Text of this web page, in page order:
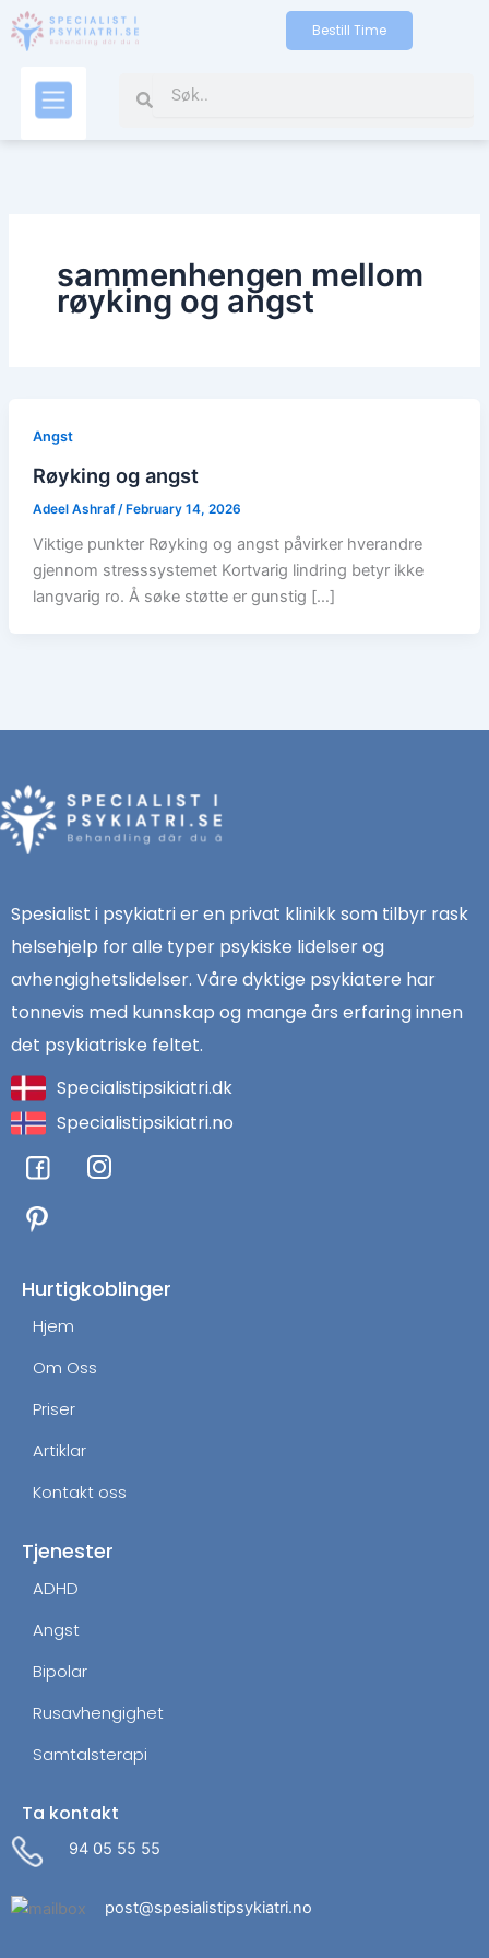
Skip
to
Bestill Time
Search
sammenhengen mellom
røyking og angst
Angst
Røyking og angst
Adeel Ashraf /February 14, 2026
Viktige punkter Røyking og angst påvirker hverandre
gjennom stresssystemet Kortvarig lindring betyr ikke
langvarig ro. Å søke støtte er gunstig […]
Spesialist i psykiatri er en privat klinikk som tilbyr rask
helsehjelp for alle typer psykiske lidelser og
avhengighetslidelser. Våre dyktige psykiatere har
tonnevis med kunnskap og mange års erfaring innen
det psykiatriske feltet.
Specialistipsikiatri.dk
Specialistipsikiatri.no
F
a
c
e
o
k
I
n
g
Hurtigkoblinger
Hjem
Om Oss
Priser
Artiklar
Kontakt oss
Tjenester
ADHD
Angst
Bipolar
Rusavhengighet
Samtalsterapi
Ta kontakt
94 05 55 55
post@spesialistipsykiatri.no